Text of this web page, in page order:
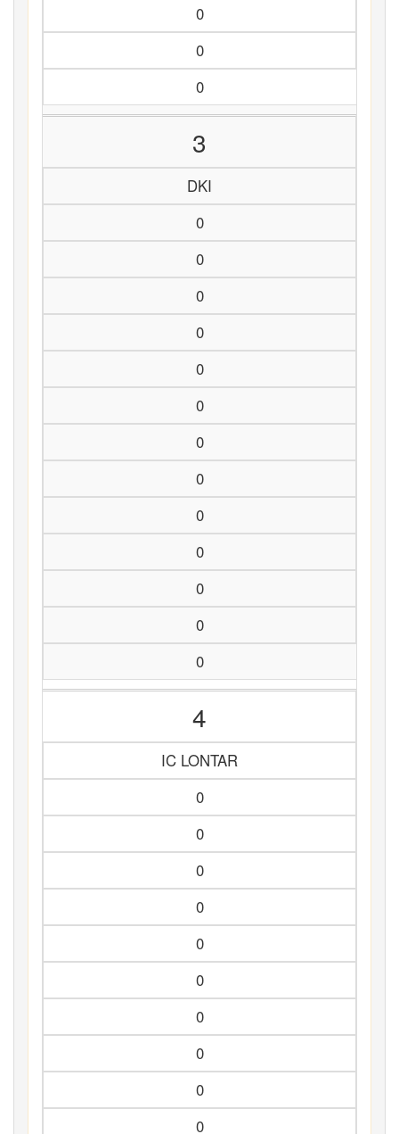
0
0
0
3
DKI
0
0
0
0
0
0
0
0
0
0
0
0
0
4
IC LONTAR
0
0
0
0
0
0
0
0
0
0